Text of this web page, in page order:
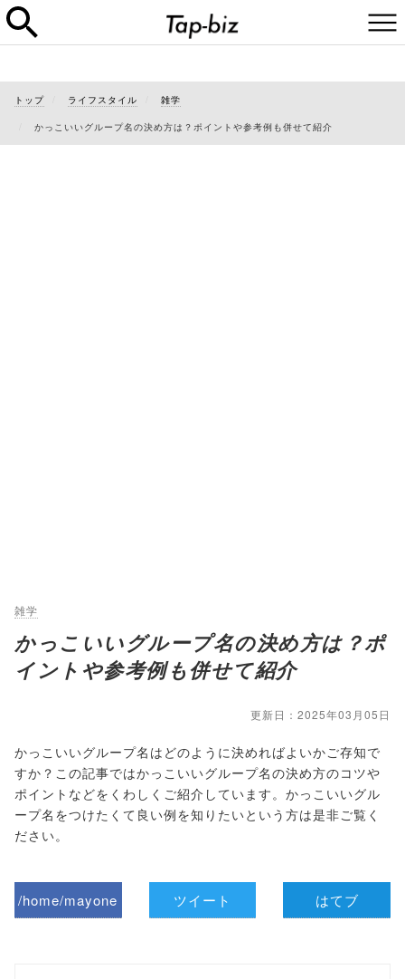
トップ ライフスタイル 雑学
かっこいいグループ名の決め方は？ポイントや参考例も併せて紹介
雑学
かっこいいグループ名の決め方は？ポ
イントや参考例も併せて紹介
更新日：2025年03月05日
かっこいいグループ名はどのように決めればよいかご存知で
すか？この記事ではかっこいいグループ名の決め方のコツや
ポイントなどをくわしくご紹介しています。かっこいいグル
ープ名をつけたくて良い例を知りたいという方は是非ご覧く
ださい。
/home/mayone
ツイート はてブ